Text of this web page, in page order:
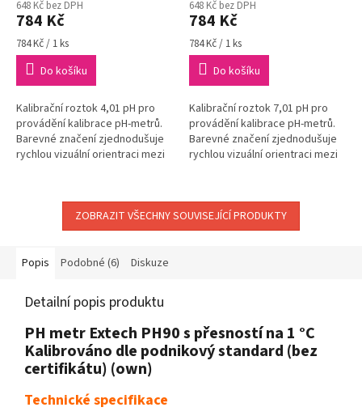
648 Kč bez DPH
784 Kč
Měrná
cena:
784 Kč / 1 ks
Do košíku
Kalibrační roztok 4,01 pH pro
provádění kalibrace pH-metrů.
Barevné značení zjednodušuje
rychlou vizuální orientraci mezi
648 Kč bez DPH
784 Kč
Měrná
cena:
784 Kč / 1 ks
Do košíku
Kalibrační roztok 7,01 pH pro
provádění kalibrace pH-metrů.
Barevné značení zjednodušuje
rychlou vizuální orientraci mezi
ZOBRAZIT VŠECHNY SOUVISEJÍCÍ PRODUKTY
Popis Podobné (6) Diskuze
Detailní popis produktu
PH metr Extech PH90 s přesností na 1 °C
Kalibrováno dle podnikový standard (bez
certifikátu) (own)
Technické specifikace